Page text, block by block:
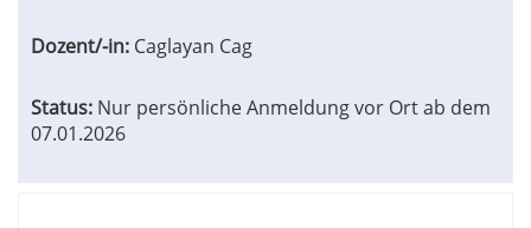
Dozent/-in: Caglayan Cag
Status: Nur persönliche Anmeldung vor Ort ab dem
07.01.2026